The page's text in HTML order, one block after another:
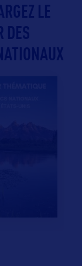
LE
DES